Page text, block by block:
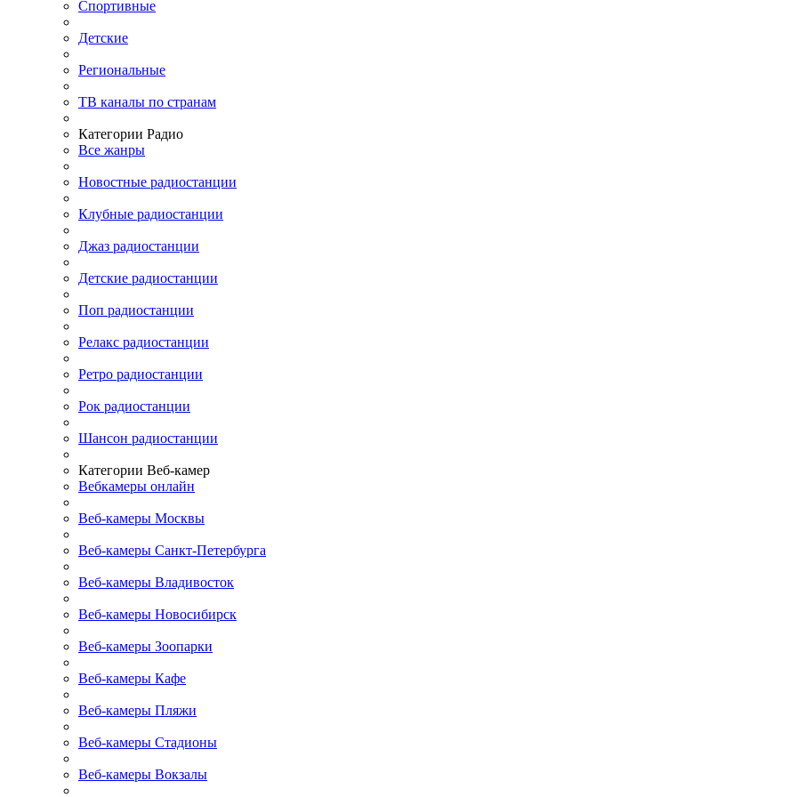
Спортивные
Детские
Региональные
ТВ каналы по странам
Категории Радио
Все жанры
Новостные радиостанции
Клубные радиостанции
Джаз радиостанции
Детские радиостанции
Поп радиостанции
Релакс радиостанции
Ретро радиостанции
Рок радиостанции
Шансон радиостанции
Категории Веб-камер
Вебкамеры онлайн
Веб-камеры Москвы
Веб-камеры Санкт-Петербурга
Веб-камеры Владивосток
Веб-камеры Новосибирск
Веб-камеры Зоопарки
Веб-камеры Кафе
Веб-камеры Пляжи
Веб-камеры Стадионы
Веб-камеры Вокзалы